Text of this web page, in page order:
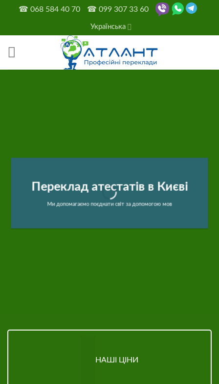
content
☎ 068 584 40 70 ☎ 099 307 33 60
Українська
Переклад атестатів в Києві
Ми допомагаємо поєднати світ за допомогою мов
НАШІ ЦІНИ